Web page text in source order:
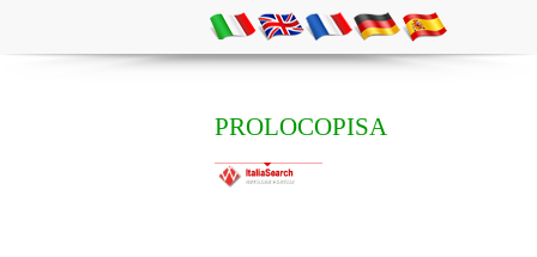
PROLOCOPISA